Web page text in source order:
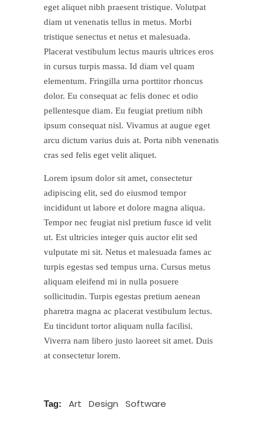
eget aliquet nibh praesent tristique. Volutpat
diam ut venenatis tellus in metus. Morbi
tristique senectus et netus et malesuada.
Placerat vestibulum lectus mauris ultrices eros
in cursus turpis massa. Id diam vel quam
elementum. Fringilla urna porttitor rhoncus
dolor. Eu consequat ac felis donec et odio
pellentesque diam. Eu feugiat pretium nibh
ipsum consequat nisl. Vivamus at augue eget
arcu dictum varius duis at. Porta nibh venenatis
cras sed felis eget velit aliquet.
Lorem ipsum dolor sit amet, consectetur
adipiscing elit, sed do eiusmod tempor
incididunt ut labore et dolore magna aliqua.
Tempor nec feugiat nisl pretium fusce id velit
ut. Est ultricies integer quis auctor elit sed
vulputate mi sit. Netus et malesuada fames ac
turpis egestas sed tempus urna. Cursus metus
aliquam eleifend mi in nulla posuere
sollicitudin. Turpis egestas pretium aenean
pharetra magna ac placerat vestibulum lectus.
Eu tincidunt tortor aliquam nulla facilisi.
Viverra nam libero justo laoreet sit amet. Duis
at consectetur lorem.
Tag: Art Design Software